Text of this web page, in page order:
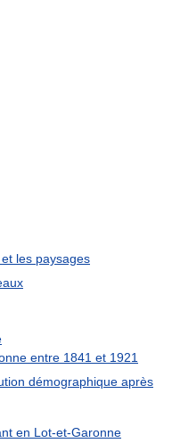
les paysages
entre 1841 et 1921
démographique après
en Lot-et-Garonne